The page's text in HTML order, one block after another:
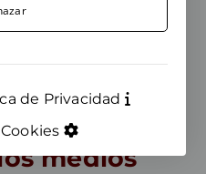
medios
Medios
de Privacidad